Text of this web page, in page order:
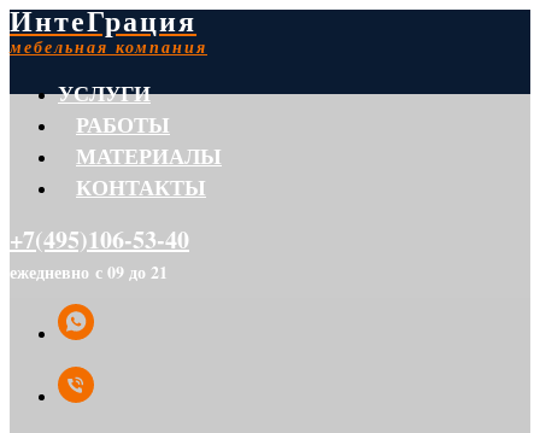
ИнтеГрация
мебельная компания
УСЛУГИ
РАБОТЫ
МАТЕРИАЛЫ
КОНТАКТЫ
+7(495)106-53-40
ежедневно с 09 до 21